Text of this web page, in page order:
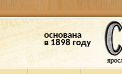
основана
в 1898 году